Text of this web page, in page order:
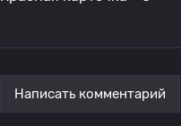
Написать комментарий